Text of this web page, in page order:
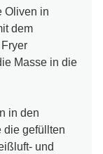
Oliven in
dem
Masse in die
in den
die gefüllten
und